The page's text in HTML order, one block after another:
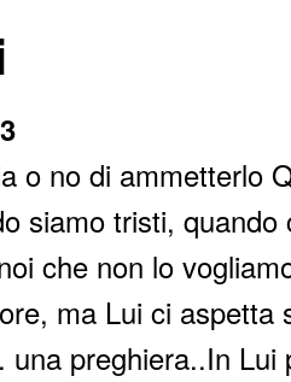
o no di ammetterlo
siamo tristi, quando
che non lo
ma Lui ci aspetta
una preghiera..In Lui